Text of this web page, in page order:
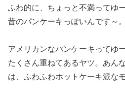
ふわ的に、ちょっと不満ってゆ
昔のパンケーキっぽいんです～。
アメリカンなパンケーキってゆ
たくさん重ねてあるヤツ。あん
は、ふわふわホットケーキ派なモ